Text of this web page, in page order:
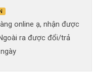
online ạ, nhận được
ra được đổi/trả